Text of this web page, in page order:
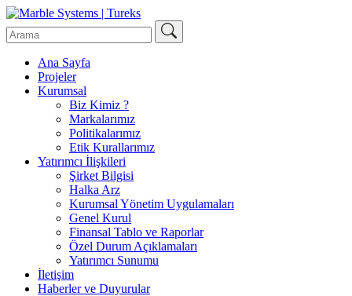
Ana Sayfa
Projeler
Kurumsal
Biz Kimiz ?
Markalarımız
Politikalarımız
Etik Kurallarımız
Yatırımcı İlişkileri
Şirket Bilgisi
Halka Arz
Kurumsal Yönetim Uygulamaları
Genel Kurul
Finansal Tablo ve Raporlar
Özel Durum Açıklamaları
Yatırımcı Sunumu
İletişim
Haberler ve Duyurular